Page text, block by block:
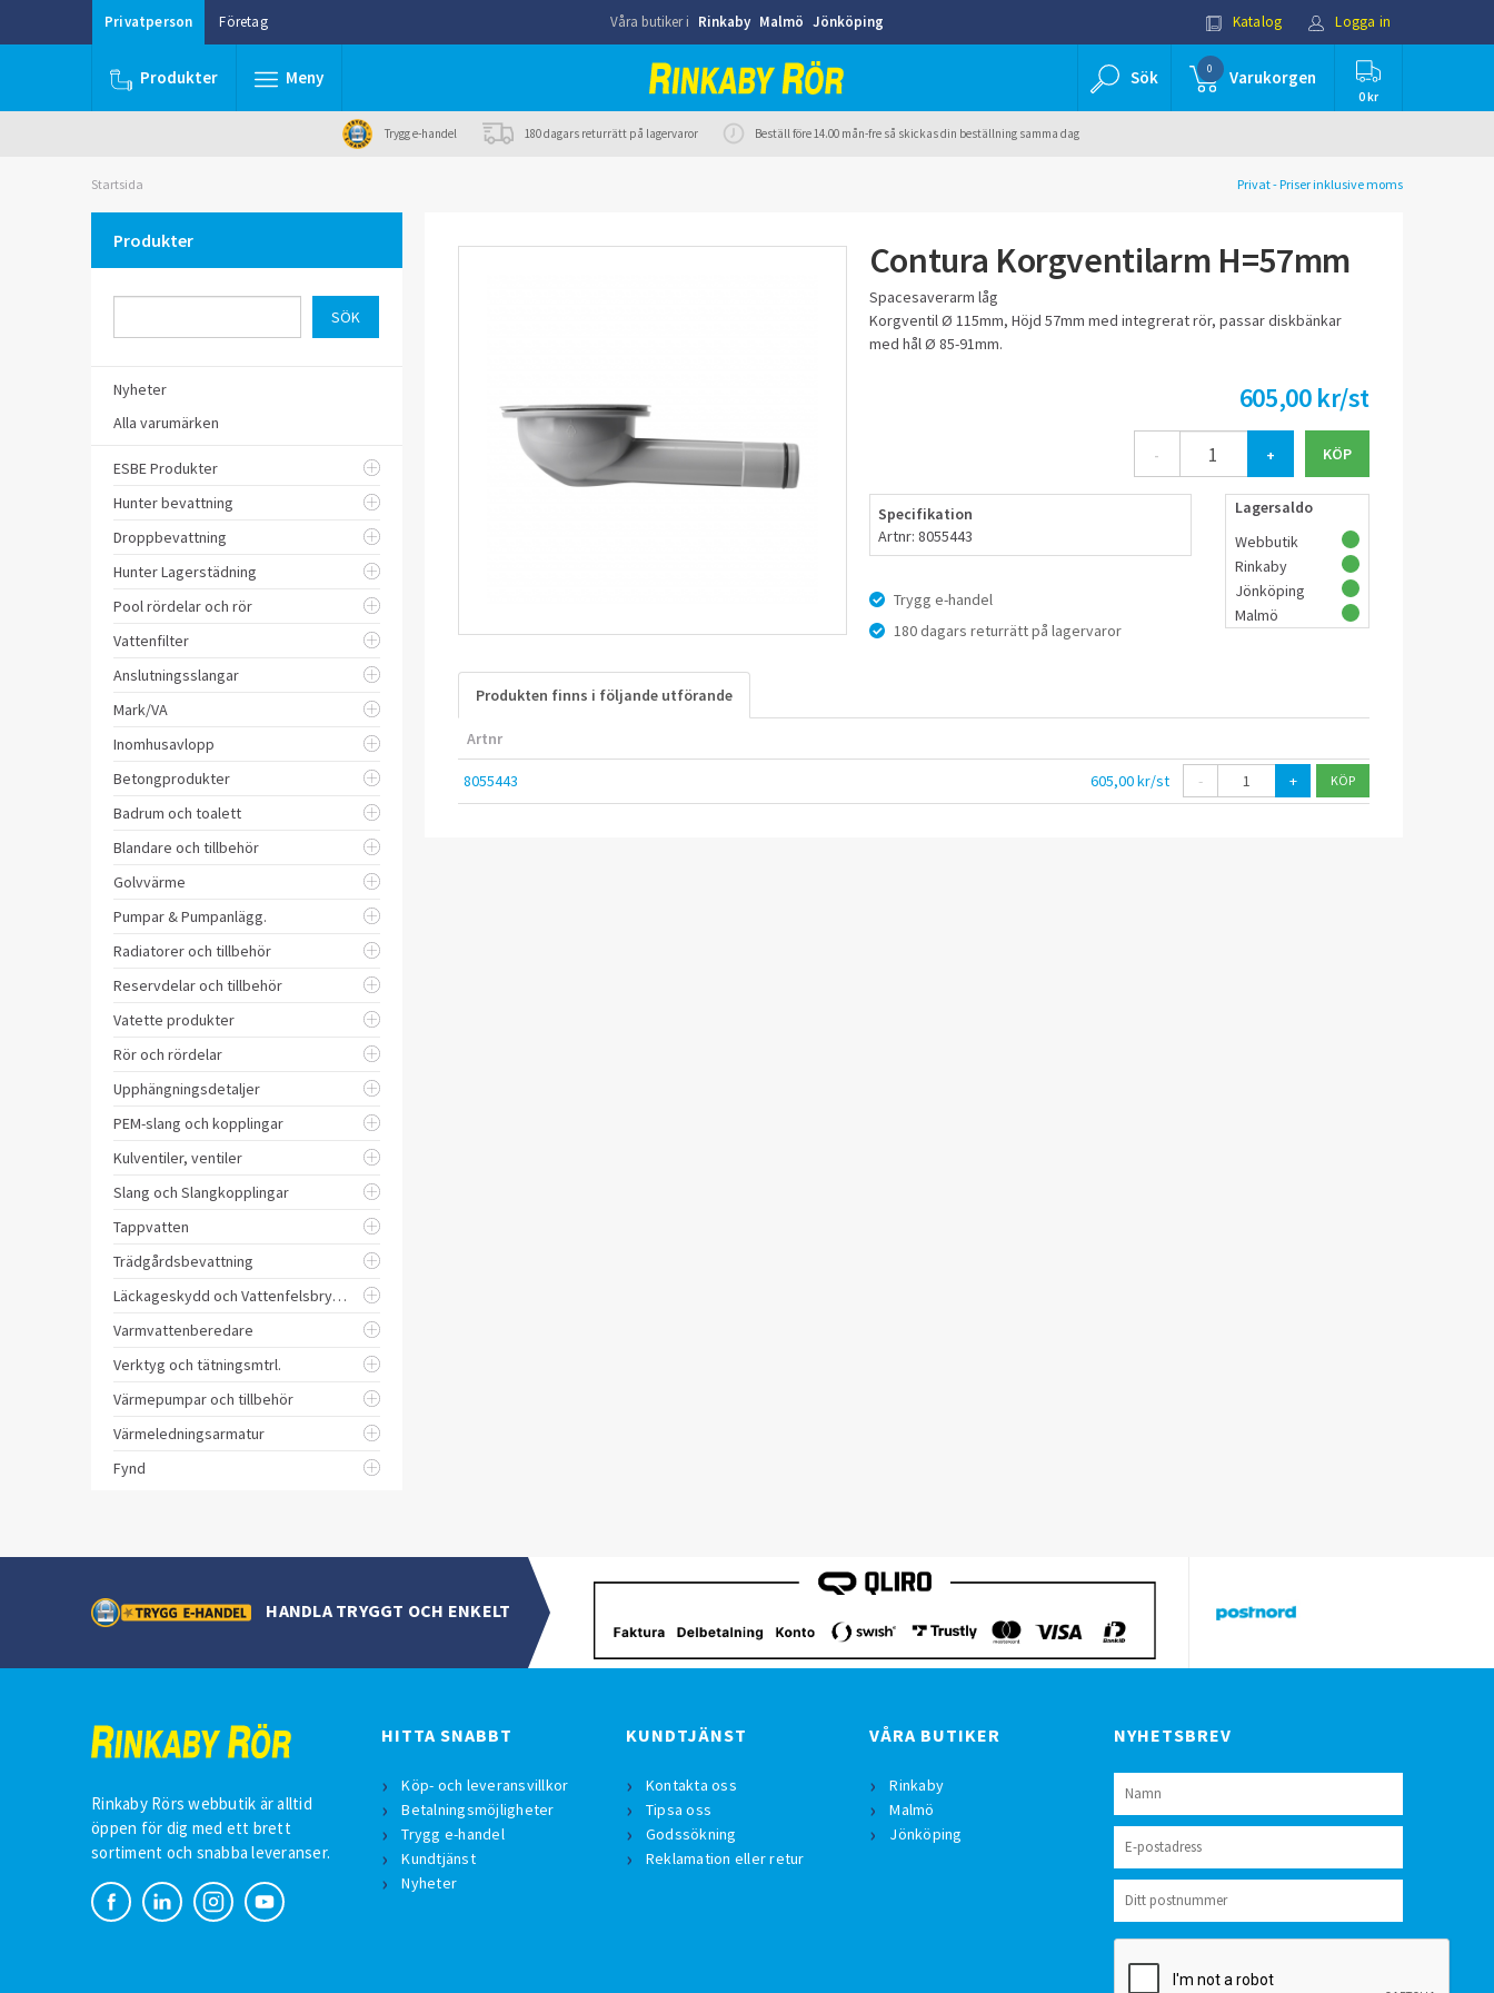
Privatperson Företag Våra butiker i Rinkaby Malmö Jönköping Katalog Logga in
Produkter Meny Sök 0 Varukorgen
0 kr
Trygg e-handel 180 dagars returrätt på lagervaror Beställ före 14.00 mån-fre så skickas din beställning samma dag
Startsida Privat - Priser inklusive moms
Produkter
Nyheter
Alla varumärken
ESBE Produkter
Hunter bevattning
Droppbevattning
Hunter Lagerstädning
Pool rördelar och rör
Vattenfilter
Anslutningsslangar
Mark/VA
Inomhusavlopp
Betongprodukter
Badrum och toalett
Blandare och tillbehör
Golvvärme
Pumpar & Pumpanlägg.
Radiatorer och tillbehör
Reservdelar och tillbehör
Vatette produkter
Rör och rördelar
Upphängningsdetaljer
PEM-slang och kopplingar
Kulventiler, ventiler
Slang och Slangkopplingar
Tappvatten
Trädgårdsbevattning
Läckageskydd och Vattenfelsbrytare
Varmvattenberedare
Verktyg och tätningsmtrl.
Värmepumpar och tillbehör
Värmeledningsarmatur
Fynd
Contura Korgventilarm H=57mm
Spacesaverarm låg
Korgventil Ø 115mm, Höjd 57mm med integrerat rör, passar diskbänkar
med hål Ø 85-91mm.
605,00 kr/st
- +
Specifikation
Artnr: 8055443
Trygg e-handel
180 dagars returrätt på lagervaror
Lagersaldo
Webbutik
Rinkaby
Jönköping
Malmö
Produkten finns i följande utförande
Artnr
8055443 605,00 kr/st - +
HANDLA TRYGGT OCH ENKELT
Rinkaby Rörs webbutik är alltid
öppen för dig med ett brett
sortiment och snabba leveranser.
HITTA SNABBT
Köp- och leveransvillkor
Betalningsmöjligheter
Trygg e-handel
Kundtjänst
Nyheter
KUNDTJÄNST
Kontakta oss
Tipsa oss
Godssökning
Reklamation eller retur
VÅRA BUTIKER
Rinkaby
Malmö
Jönköping
NYHETSBREV